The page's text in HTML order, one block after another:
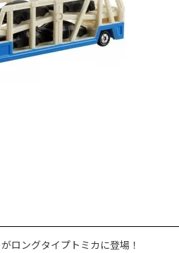
ロングタイプトミカに登場！